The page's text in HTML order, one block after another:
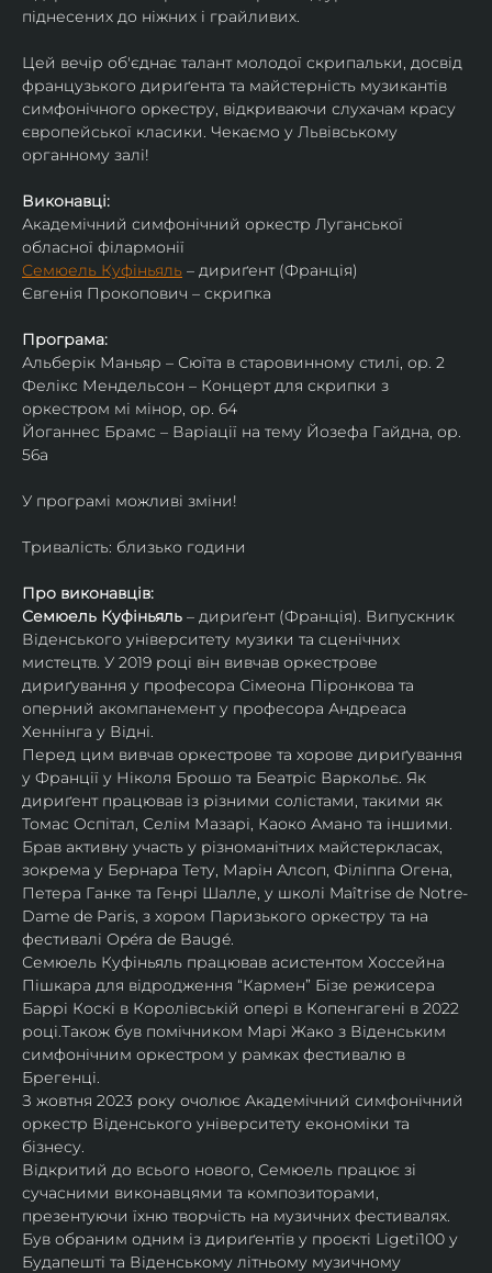
піднесених до ніжних і грайливих.
Цей вечір об'єднає талант молодої скрипальки, досвід
французького дириґента та майстерність музикантів
симфонічного оркестру, відкриваючи слухачам красу
європейської класики. Чекаємо у Львівському
органному залі!
Виконавці:
Академічний симфонічний оркестр Луганської
обласної філармонії
Семюель Куфіньяль – дириґент (Франція)
Євгенія Прокопович – скрипка
Програма:
Альберік Маньяр – Сюїта в старовинному стилі, ор. 2
Фелікс Мендельсон – Концерт для скрипки з
оркестром мі мінор, ор. 64
Йоганнес Брамс – Варіації на тему Йозефа Гайдна, ор.
56a
У програмі можливі зміни!
Тривалість: близько години
Про виконавців:
Семюель Куфіньяль – дириґент (Франція). Випускник
Віденського університету музики та сценічних
мистецтв. У 2019 році він вивчав оркестрове
дириґування у професора Сімеона Піронкова та
оперний акомпанемент у професора Андреаса
Хеннінга у Відні.
Перед цим вивчав оркестрове та хорове дириґування
у Франції у Ніколя Брошо та Беатріс Варкольє. Як
дириґент працював із різними солістами, такими як
Томас Оспітал, Селім Мазарі, Каоко Амано та іншими.
Брав активну участь у різноманітних майстеркласах,
зокрема у Бернара Тету, Марін Алсоп, Філіппа Огена,
Петера Ганке та Генрі Шалле, у школі Maîtrise de Notre-
Dame de Paris, з хором Паризького оркестру та на
фестивалі Opéra de Baugé.
Семюель Куфіньяль працював асистентом Хоссейна
Пішкара для відродження “Кармен” Бізе режисера
Баррі Коскі в Королівській опері в Копенгагені в 2022
році.Також був помічником Марі Жако з Віденським
симфонічним оркестром у рамках фестивалю в
Брегенці.
З жовтня 2023 року очолює Академічний симфонічний
оркестр Віденського університету економіки та
бізнесу.
Відкритий до всього нового, Семюель працює зі
сучасними виконавцями та композиторами,
презентуючи їхню творчість на музичних фестивалях.
Був обраним одним із дириґентів у проєкті Ligeti100 у
Будапешті та Віденському літньому музичному